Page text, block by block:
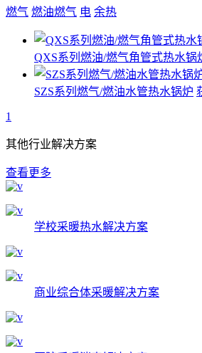
燃气 燃油燃气 电 余热
QXS系列燃油/燃气角管式热水锅
SZS系列燃气/燃油水管热水锅炉
1
其他行业解决方案
查看更多
学校采暖热水解决方案
商业综合体采暖解决方案